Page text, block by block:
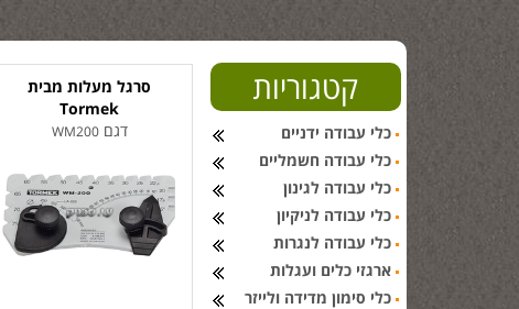
סרגל מעלות מבית
Tormek
דגםWM200
קטגוריות
כלי עבודה ידניים
כלי עבודה חשמליים
כלי עבודה לגינון
כלי עבודה לניקיון
כלי עבודה לנגרות
ארגזי כלים ועגלות
כלי סימון מדידה ולייזר